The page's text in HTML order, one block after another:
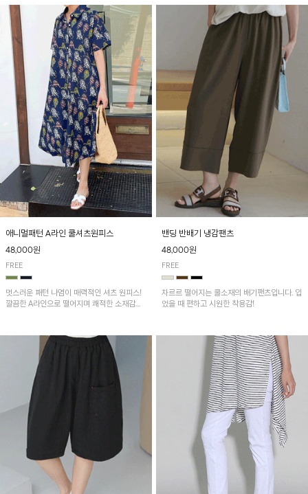
애니멀패턴 A라인 쿨셔츠원피스
48,000원
FREE
멋스러운 패턴 나염이 매력적인 셔츠 원피스!
깔끔한 A라인으로 떨어지며 쾌적한 소재감으
밴딩 반배기 냉감팬츠
48,000원
FREE
차르르 떨어지는 쿨소재의 배기팬츠입니다. 입
었을 때 편하고 시원한 착용감!